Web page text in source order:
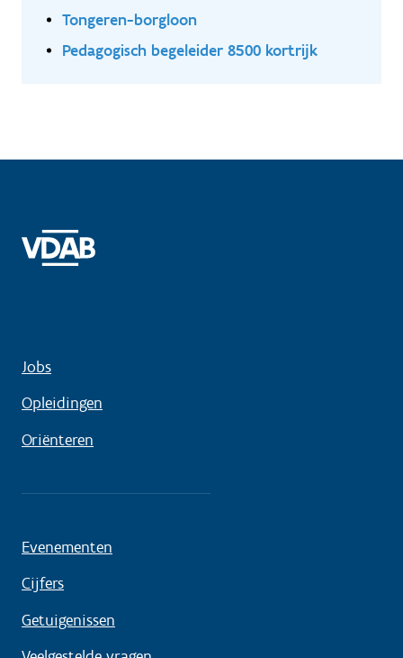
Tongeren-borgloon
Pedagogisch begeleider 8500 kortrijk
Jobs
Opleidingen
Oriënteren
Evenementen
Cijfers
Getuigenissen